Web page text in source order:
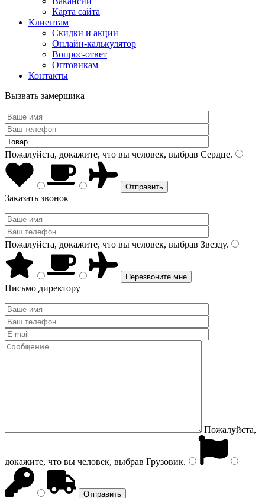
Карта сайта
Клиентам
Скидки и акции
Онлайн-калькулятор
Вопрос-ответ
Оптовикам
Контакты
Вызвать замерщика
Пожалуйста, докажите, что вы человек, выбрав Сердце.
Заказать звонок
Пожалуйста, докажите, что вы человек, выбрав Звезду.
Письмо директору
Пожалуйста,
докажите, что вы человек, выбрав Грузовик.